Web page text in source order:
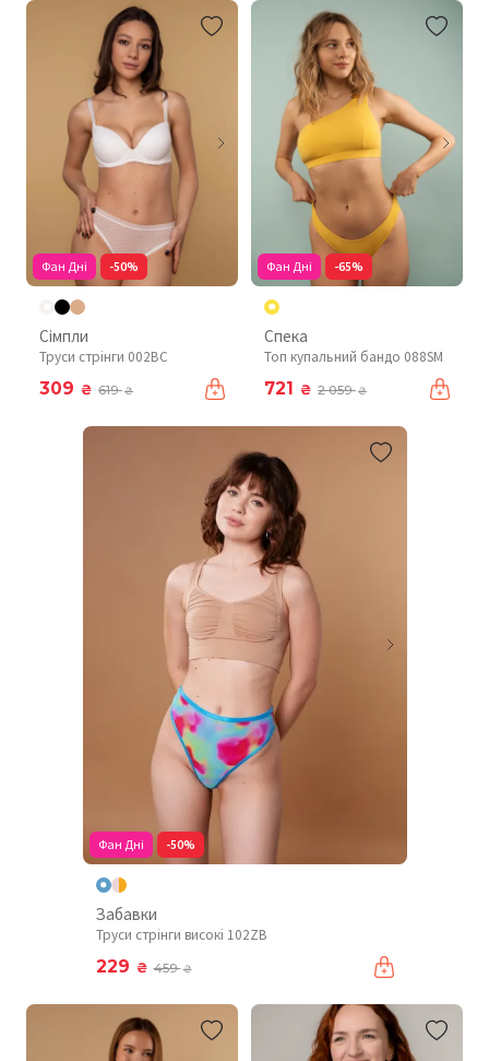
Фан Дні -50%
Сімпли
Труси стрінги 002BC
309 ₴ 619₴
Фан Дні -65%
Спека
Топ купальний бандо 088SM
721 ₴ 2 059₴
Фан Дні -50%
Забавки
Труси стрінги високі 102ZB
229 ₴ 459₴